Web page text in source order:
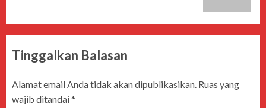
Tinggalkan Balasan
Alamat email Anda tidak akan dipublikasikan. Ruas yang
wajib ditandai*